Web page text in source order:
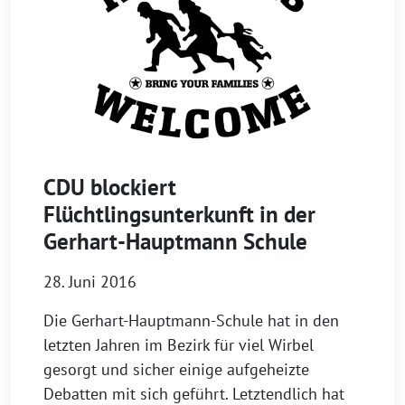
CDU blockiert
Flüchtlingsunterkunft in der
Gerhart-Hauptmann Schule
28. Juni 2016
Die Gerhart-Hauptmann-Schule hat in den
letzten Jahren im Bezirk für viel Wirbel
gesorgt und sicher einige aufgeheizte
Debatten mit sich geführt. Letztendlich hat